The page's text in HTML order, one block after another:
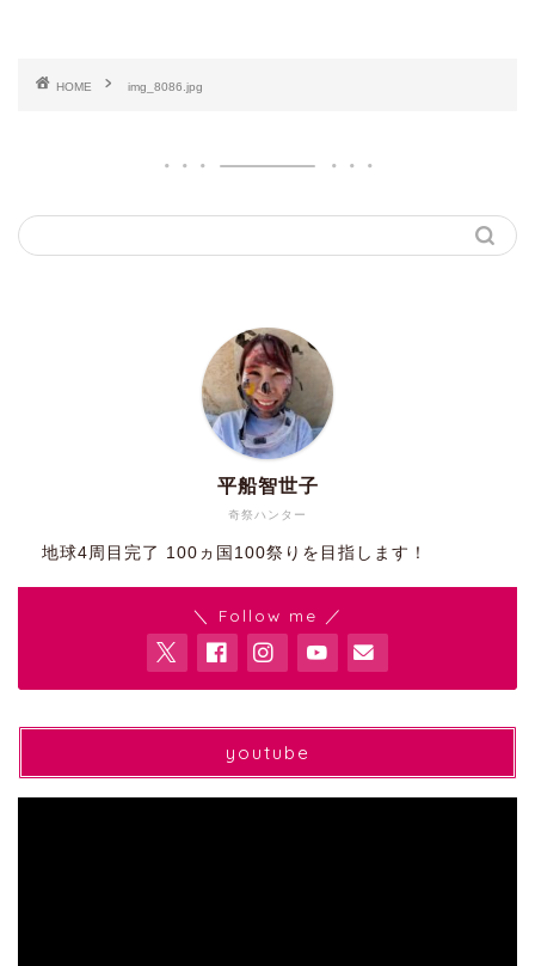
HOME img_8086.jpg
奇祭ハンター
平船智世子
地球4周目完了 100ヵ国100祭りを目指します！
＼ Follow me ／
youtube